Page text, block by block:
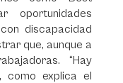
oportunidades
discapacidad
que, aunque a
“Hay
como explica el